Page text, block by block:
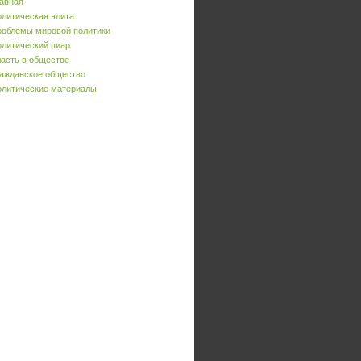
элита
мировой политики
пиар
в обществе
общество
материалы